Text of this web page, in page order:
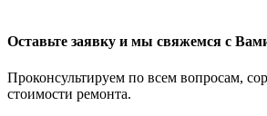
Оставьте заявку и мы свяжемся с
Проконсультируем по всем вопросам,
стоимости ремонта.